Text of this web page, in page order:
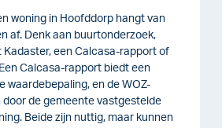
woning in Hoofddorp hangt van
af. Denk aan buurtonderzoek,
Kadaster, een Calcasa-rapport of
Calcasa-rapport biedt een
waardebepaling, en de WOZ-
de gemeente vastgestelde
Beide zijn nuttig, maar kunnen